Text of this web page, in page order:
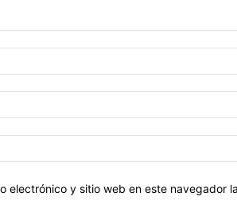
electrónico y sitio web en este navegador